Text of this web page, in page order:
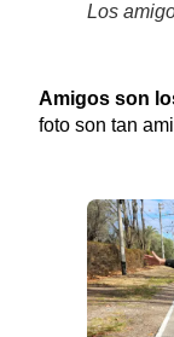
Los
Amigos son
foto son tan